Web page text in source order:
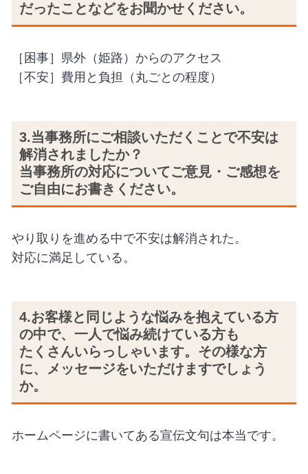
だったことなどをお聞かせください。
［困事］県外（姫路）からのアクセス
［不安］費用と負担（丸ごとの程度）
3.当事務所にご相談いただくことで不安は
解消されましたか？
当事務所の対応についてご意見・ご感想を
ご自由にお書きください。
やり取りを進める中で不安は解消された。
対応に満足している。
4.お客様と同じような悩みを抱えている方
の中で、一人で悩み続けている方も
たくさんいらっしゃいます。その様な方
に、メッセージをいただけますでしょう
か。
ホームページに書いてある宣伝文句は本当です。